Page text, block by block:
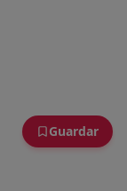
Guardar